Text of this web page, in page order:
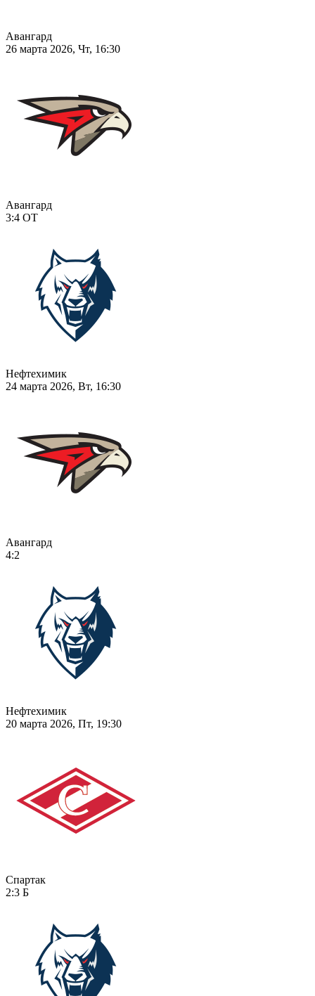
Авангард
26 марта 2026, Чт, 16:30
Авангард
3:4 ОТ
Нефтехимик
24 марта 2026, Вт, 16:30
Авангард
4:2
Нефтехимик
20 марта 2026, Пт, 19:30
Спартак
2:3 Б